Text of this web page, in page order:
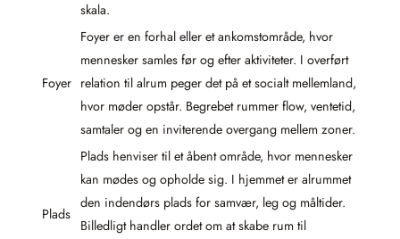
skala.
Foyer
Foyer er en forhal eller et ankomstområde, hvor
mennesker samles før og efter aktiviteter. I overført
relation til alrum peger det på et socialt mellemland,
hvor møder opstår. Begrebet rummer flow, ventetid,
samtaler og en inviterende overgang mellem zoner.
Plads
Plads henviser til et åbent område, hvor mennesker
kan mødes og opholde sig. I hjemmet er alrummet
den indendørs plads for samvær, leg og måltider.
Billedligt handler ordet om at skabe rum til